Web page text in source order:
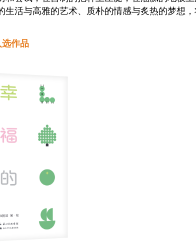
活与高雅的艺术、质朴的情感与炙热的梦想
选作品